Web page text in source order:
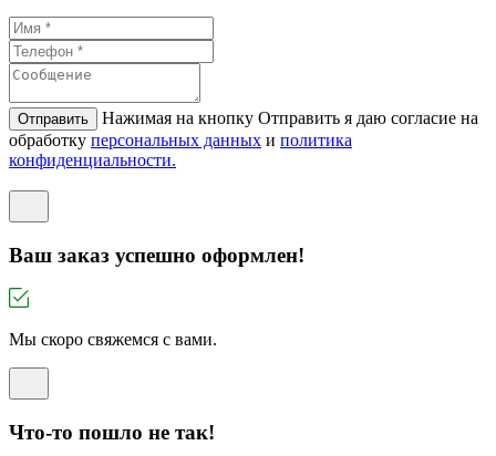
Отправить
Нажимая на кнопку Отправить я даю согласие на
обработку персональных данных и политикa
конфиденциальности.
Ваш заказ успешно оформлен!
Мы скоро свяжемся с вами.
Что-то пошло не так!